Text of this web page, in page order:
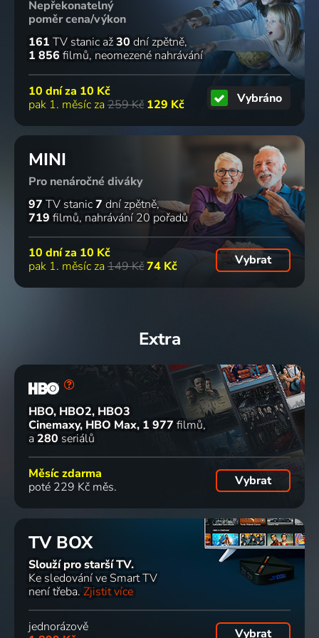
metropole
Zprávy
:24 Morning
Zprávy
:24
2026 | Zprávy
4 díly
Kúpele
blízko nás
210 dílů
Události v
kultuře
33 dílů
Svet v
obrazoch
2025-2026 | Publicistika, Zprávy
7 dílů
Španielsko
83 dílů
Cestománia
2000-2003 | Zprávy
115 dílů
Naše
zprávy
Zprávy
17 dílů
Sportovní
zprávy
Zprávy, Sport
5 dílů
Terra
santa
news
2026 | Zprávy
dverami
káva s
Radiem
Doprava, Zprávy
Headline
Express
Zprávy
97 dílů
Zprávy
Zprávy
6 dílů
Erin
Burnett
OutFront
6 dílů
with
33 dílů
World
Sport
Zprávy, Sport
30 dílů
CNN
Newsroom
Zprávy
CNN
News
10 dílů
the World
5 dílů
Tonight
Zprávy
Nepřekonatelný
poměr cena/výkon
161 TV stanic až30 dní zpětně
1 856 filmů neomezené nahrávání
10 dní za 10 Kč
pak 1. měsíc za 259 Kč 129 Kč Vybráno
MINI
Pro nenáročné diváky
97 TV stanic7 dní zpětně
719 filmů nahrávání 20 pořadů
10 dní za 10 Kč
pak 1. měsíc za 149 Kč74 Kč Vybrat
Extra
HBO, HBO2, HBO3
Cinemaxy, HBO Max 1 977 filmů
a 280 seriálů
Měsíc zdarma
poté 229 Kč měs.
Vybrat
TV BOX
Slouží pro starší TV.
Ke sledování ve Smart TV
není třeba. Zjistit více
jednorázově
Vybrat